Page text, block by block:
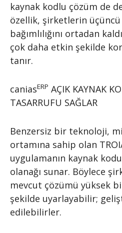
kaynak kodlu çözüm de
özellik, şirketlerin
bağımlılığını ortadan
çok daha etkin şekilde
tanır.
caniasERP AÇIK KAYNAK
TASARRUFU SAĞLAR
Benzersiz bir teknoloji,
ortamına sahip olan
uygulamanın kaynak
olanağı sunar. Böylece
mevcut çözümü yüksek
şekilde uyarlayabilir;
edilebilirler.